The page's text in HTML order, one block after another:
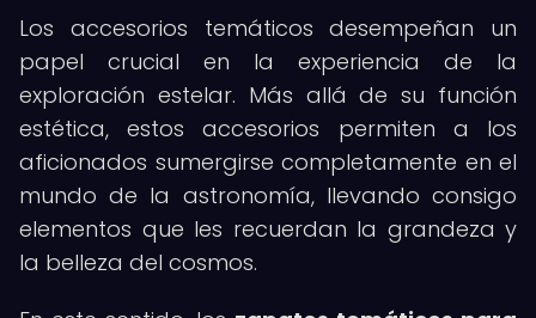
Los accesorios temáticos desempeñan un
papel crucial en la experiencia de la
exploración estelar. Más allá de su función
estética, estos accesorios permiten a los
aficionados sumergirse completamente en el
mundo de la astronomía, llevando consigo
elementos que les recuerdan la grandeza y
la belleza del cosmos.